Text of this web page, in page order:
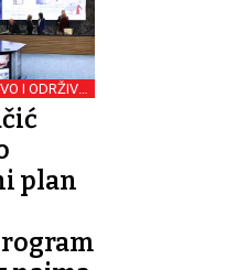
I ODRŽIVO
plan